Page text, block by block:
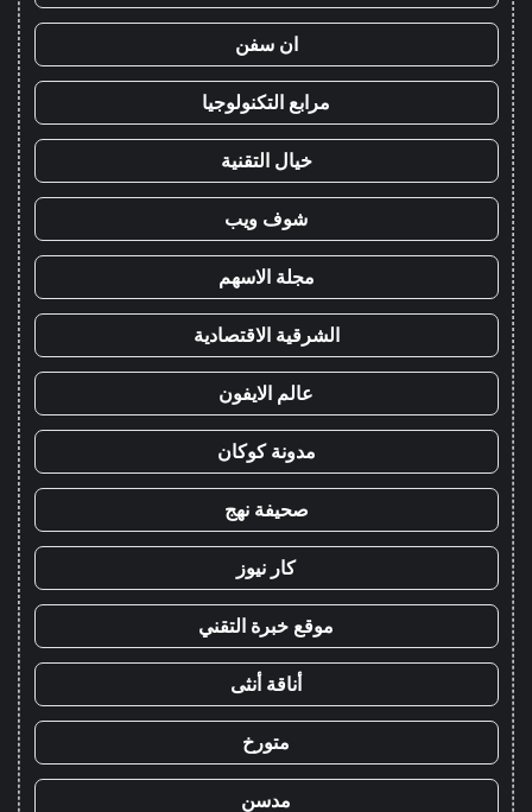
ان سفن
مرابع التكنولوجيا
خيال التقنية
شوف ويب
مجلة الاسهم
الشرقية الاقتصادية
عالم الايفون
مدونة كوكان
صحيفة نهج
كار نيوز
موقع خبرة التقني
أناقة أنثى
متورخ
مدسن